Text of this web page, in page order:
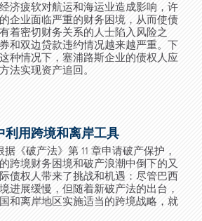
济疲软对航运和海运业造成影响，许
企业面临严重的财务困境，从而使债
着密切财务关系的人士陷入风险之
和双边贷款违约情况越来越严重。下
种情况下，塞浦路斯企业的债权人应
法实现资产追回。
利用跨境和离岸工具
《破产法》第 11 章申请破产保护，
跨境财务困境和破产浪潮中倒下的又
债权人带来了挑战和机遇：尽管巴西
进展缓慢，但随着新破产法的出台，
和离岸地区实施适当的跨境战略，就